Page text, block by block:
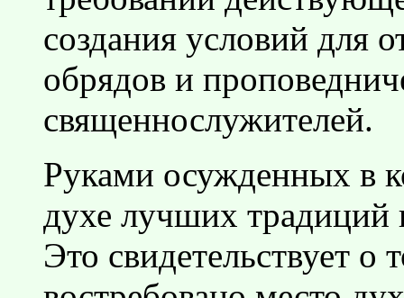
создания условий для
обрядов и
священнослужителей.
Руками осужденных в
духе лучших традиций
Это свидетельствует о